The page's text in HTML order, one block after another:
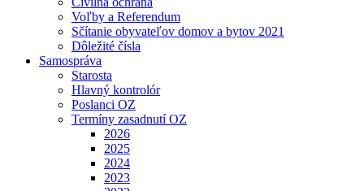
Voľby a Referendum
Sčítanie obyvateľov domov a bytov 2021
Dôležité čísla
Samospráva
Starosta
Hlavný kontrolór
Poslanci OZ
Termíny zasadnutí OZ
2026
2025
2024
2023